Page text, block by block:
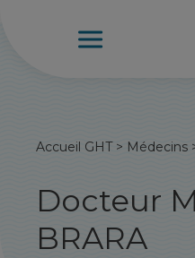
Accueil GHT> Médecins
Docteur
BRARA